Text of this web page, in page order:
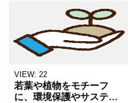
や、そっと漂う春の気配
を表現しています。 色を
使わないことで、線の美
しさや
VIEW: 22
若葉や植物をモチーフ
に、環境保護やサステナ